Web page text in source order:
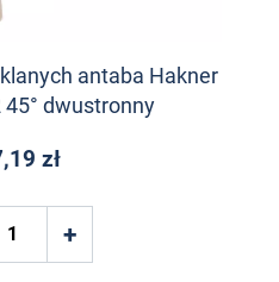
antaba Hakner
dwustronny
zł